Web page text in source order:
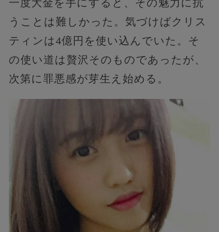
一度大金を手にすると、その魅力に抗
うことは難しかった。気づけばクリス
ティンは4億円を使い込んでいた。そ
の使い道は贅沢そのものであったが、
次第に罪悪感が芽生え始める。